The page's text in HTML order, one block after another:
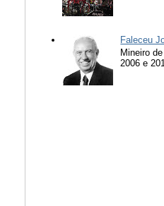
Faleceu
Mineiro
2006 e